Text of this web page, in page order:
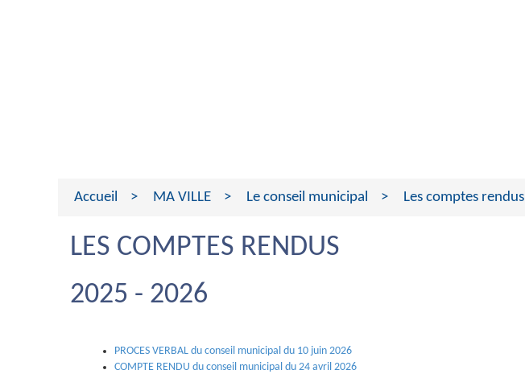
Accueil MA VILLE Le conseil municipal Les comptes rendus
LES COMPTES RENDUS
2025 - 2026
PROCES VERBAL du conseil municipal du 10 juin 2026
COMPTE RENDU du conseil municipal du 24 avril 2026